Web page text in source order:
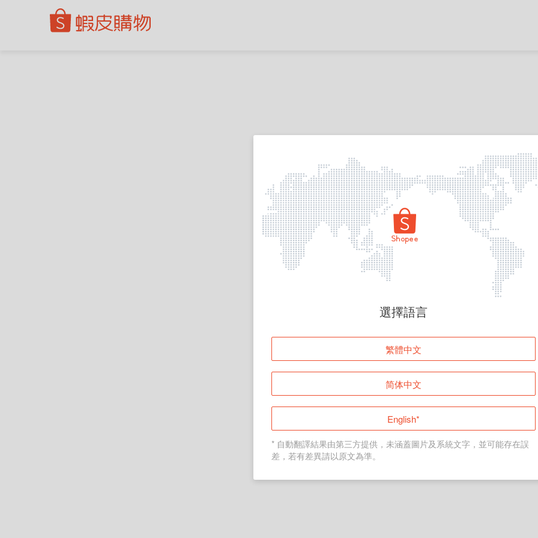
頁面無法顯示
登入
返回首頁
選擇語言
繁體中文
简体中文
English*
* 自動翻譯結果由第三方提供，未涵蓋圖片及系統文字，並可能存在誤
差，若有差異請以原文為準。